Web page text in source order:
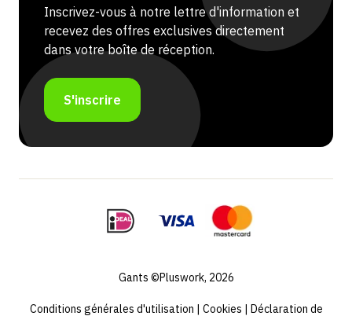
Inscrivez-vous à notre lettre d'information et
recevez des offres exclusives directement
dans votre boîte de réception.
S'inscrire
Gants ©Pluswork, 2026
Conditions générales d'utilisation | Cookies | Déclaration de